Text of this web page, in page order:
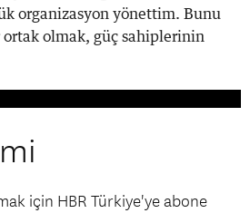
organizasyon yönettim. Bunu
olmak, güç sahiplerinin
için HBR Türkiye'ye abone